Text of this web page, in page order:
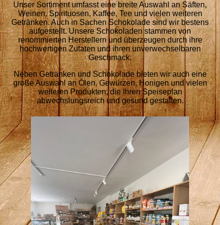
Unser Sortiment umfasst eine breite Auswahl an Säften,
Weinen, Spirituosen, Kaffee, Tee und vielen weiteren
Getränken. Auch in Sachen Schokolade sind wir bestens
aufgestellt. Unsere Schokoladen stammen von
renommierten Herstellern und überzeugen durch ihre
hochwertigen Zutaten und ihren unverwechselbaren
Geschmack.
Neben Getränken und Schokolade bieten wir auch eine
große Auswahl an Ölen, Gewürzen, Honigen und vielen
weiteren Produkten, die Ihren Speiseplan
abwechslungsreich und gesund gestalten.